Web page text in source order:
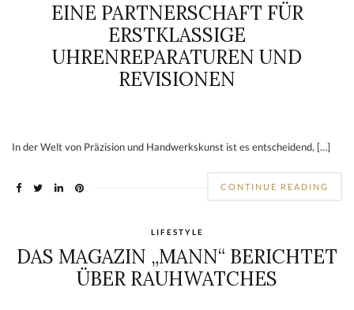
EINE PARTNERSCHAFT FÜR
ERSTKLASSIGE
UHRENREPARATUREN UND
REVISIONEN
In der Welt von Präzision und Handwerkskunst ist es entscheidend, […]
CONTINUE READING
LIFESTYLE
DAS MAGAZIN „MANN“ BERICHTET
ÜBER RAUHWATCHES